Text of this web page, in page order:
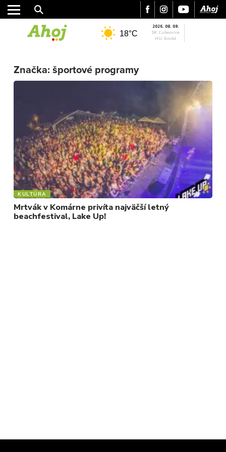
REGIÓN
FOTKY
VIDEO
MIX
18°C
2026. 08. 09.
SK: Ľubomíra
HU: Emőd
Značka: športové programy
KULTÚRA
Mrtvák v Komárne privíta najväčší letný
beachfestival, Lake Up!